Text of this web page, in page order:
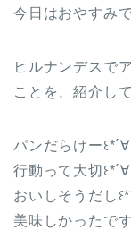
今日はおやすみで
ヒルナンデスで
ことを、紹介し
パンだらけー
行動って大切
おいしそうだし
美味しかったです